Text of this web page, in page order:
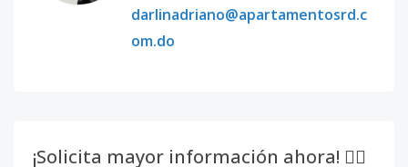
darlinadriano@apartamentosrd.c
om.do
¡Solicita mayor información ahora! 👇🏽